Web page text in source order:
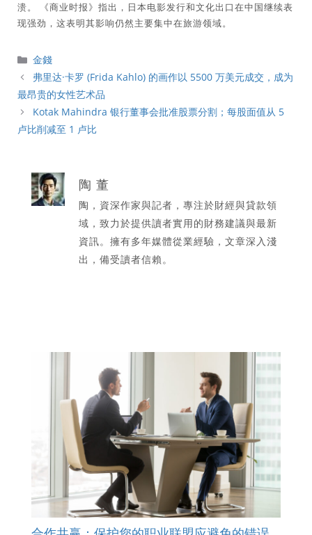
溃。 《商业时报》指出，日本电影发行和文化出口在中国继续表
现强劲，这表明其影响仍然主要集中在旅游领域。
分
類
金錢
弗里达·卡罗 (Frida Kahlo) 的画作以 5500 万美元成交，成为
最昂贵的女性艺术品
Kotak Mahindra 银行董事会批准股票分割；每股面值从 5
卢比削减至 1 卢比
陶 董
陶，資深作家與記者，專注於財經與貸款領
域，致力於提供讀者實用的財務建議與最新
資訊。擁有多年媒體從業經驗，文章深入淺
出，備受讀者信賴。